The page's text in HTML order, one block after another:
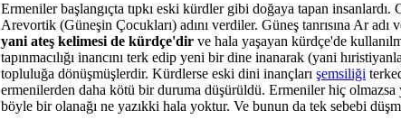
Ermeniler başlangıçta tıpkı eski kürdler gibi doğaya tapan
Arevortik (Güneşin Çocukları) adını verdiler. Güneş tanrısına Ar
yani ateş kelimesi de kürdçe'dir ve hala yaşayan kürdçe'de
tapınmacılığı inancını terk edip yeni bir dine inanarak (yani
topluluğa dönüşmüşlerdir. Kürdlerse eski dini inançları şemsiliği
ermenilerden daha kötü bir duruma düşürüldü. Ermeniler hiç
böyle bir olanağı ne yazıkki hala yoktur. Ve bunun da tek sebebi